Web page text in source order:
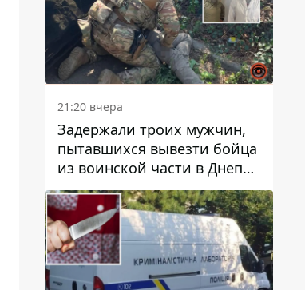
21:20 вчера
Задержали троих мужчин,
пытавшихся вывезти бойца
из воинской части в Днепр
за 7 тысяч долларов: среди
них был врач